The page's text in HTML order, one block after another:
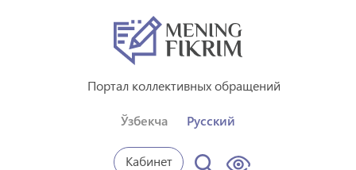
Портал коллективных обращений
Ўзбекча Русский
Кабинет